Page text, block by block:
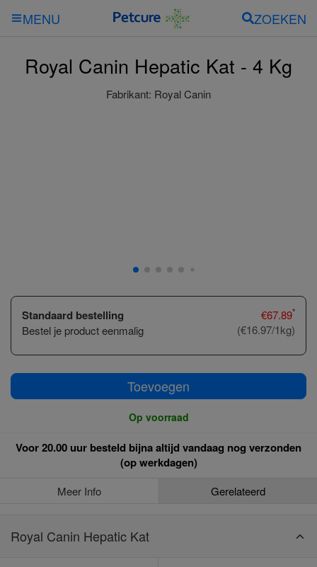
MENU ZOEKEN
Royal Canin Hepatic Kat - 4 Kg
Fabrikant: Royal Canin
Standaard bestelling
Bestel je product eenmalig
€67.89*
(€16.97/1kg)
Toevoegen
Op voorraad
Voor 20.00 uur besteld bijna altijd vandaag nog verzonden
(op werkdagen)
Meer Info Gerelateerd
Royal Canin Hepatic Kat